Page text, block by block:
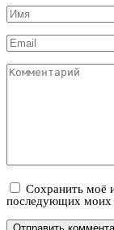
Имя
*
Email
*
Комментарий
Сохранить моё
последующих моих